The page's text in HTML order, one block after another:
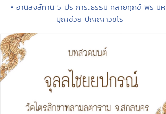
• อานิสงส์ทาน 5 ประการ..ธรรมะคลายทุกข์ พระม
บุญช่วย ปัญญาวชิโร